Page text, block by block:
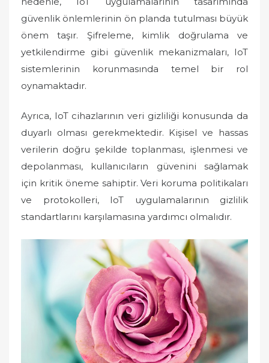
güvenlik önlemlerinin ön planda tutulması büyük
önem taşır. Şifreleme, kimlik doğrulama ve
yetkilendirme gibi güvenlik mekanizmaları, IoT
sistemlerinin korunmasında temel bir rol
oynamaktadır.
Ayrıca, IoT cihazlarının veri gizliliği konusunda da
duyarlı olması gerekmektedir. Kişisel ve hassas
verilerin doğru şekilde toplanması, işlenmesi ve
depolanması, kullanıcıların güvenini sağlamak
için kritik öneme sahiptir. Veri koruma politikaları
ve protokolleri, IoT uygulamalarının gizlilik
standartlarını karşılamasına yardımcı olmalıdır.